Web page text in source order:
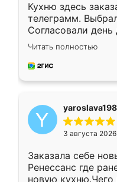
Кухню здесь
телеграмм.
Согласовали
недели кухня
довольны
мебель за
Читать полностью
3 августа 2026
Заказала себе
Ренессанс где
новую кухню.Чего